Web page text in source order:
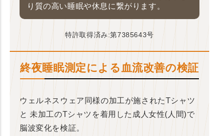
り質の高い睡眠や休息に繋がります。
特許取得済み:第7385643号
終夜睡眠測定による血流改善の検証
ウェルネスウェア同様の加工が施されたTシャツ
と 未加工のTシャツを着用した成人女性(人間)で
脳波変化を検証。